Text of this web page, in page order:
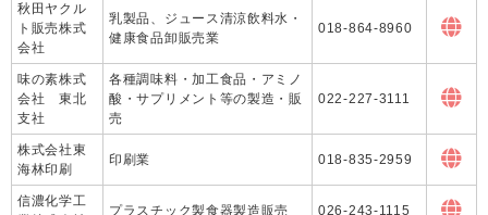
秋田ヤクル
ト販売株式
会社
乳製品、ジュース清涼飲料水・
健康食品卸販売業
018-864-8960
味の素株式
会社 東北
支社
各種調味料・加工食品・アミノ
酸・サプリメント等の製造・販
売
022-227-3111
株式会社東
海林印刷
印刷業 018-835-2959
信濃化学工
プラスチック製食器製造販売 026-243-1115